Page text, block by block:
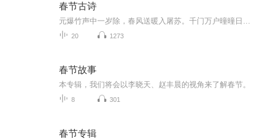
春节古诗
20 1273
春节故事
本专辑，我们将会以李晓天、赵丰晨的视角来了解春节。
8 301
春节专辑